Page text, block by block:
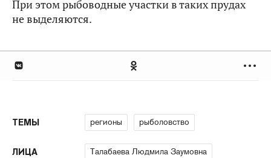
При этом рыбоводные участки в таких прудах
не выделяются.
ТЕМЫ регионы рыболовство
ЛИЦА Талабаева Людмила Заумовна